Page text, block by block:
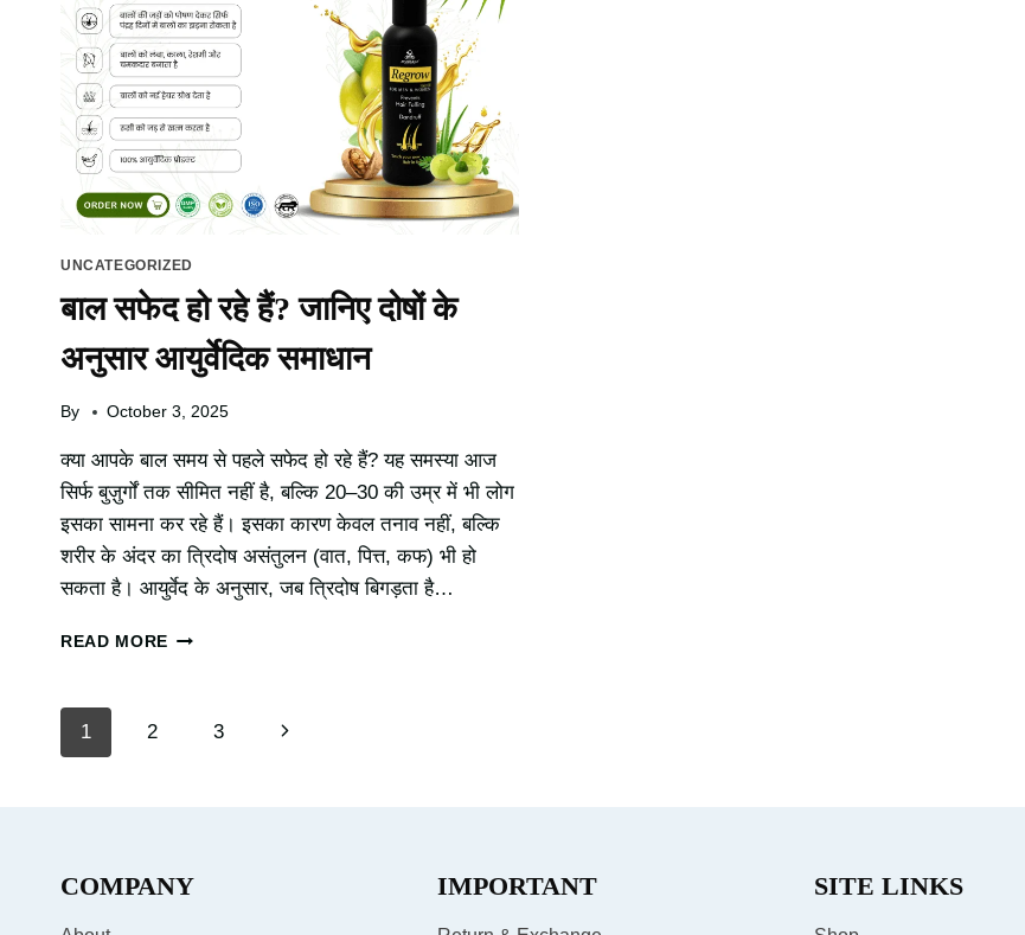
उपाय
और
VAYGO
VATI
UNCATEGORIZED
बाल सफेद हो रहे हैं? जानिए दोषों के
अनुसार आयुर्वेदिक समाधान
By October 3, 2025
क्या आपके बाल समय से पहले सफेद हो रहे हैं? यह समस्या आज
सिर्फ बुज़ुर्गों तक सीमित नहीं है, बल्कि 20–30 की उम्र में भी लोग
इसका सामना कर रहे हैं। इसका कारण केवल तनाव नहीं, बल्कि
शरीर के अंदर का त्रिदोष असंतुलन (वात, पित्त, कफ) भी हो
सकता है। आयुर्वेद के अनुसार, जब त्रिदोष बिगड़ता है…
READ MORE बाल
समाधान
Page
1 2 3
Next
COMPANY IMPORTANT SITE LINKS